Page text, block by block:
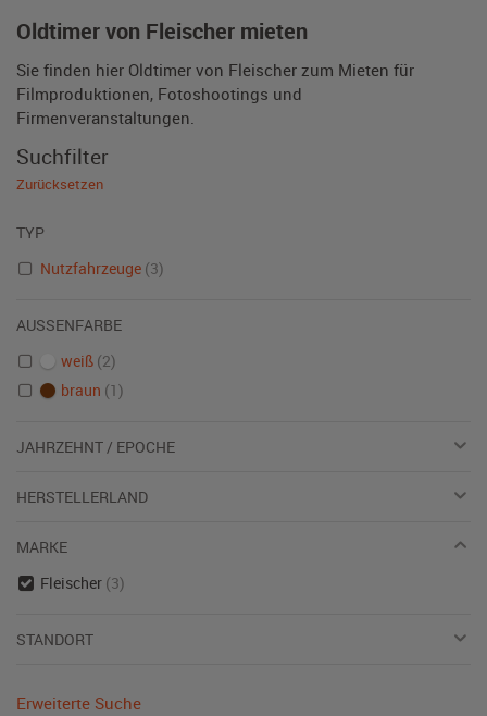
Oldtimer von Fleischer mieten
Sie finden hier Oldtimer von Fleischer zum Mieten für
Filmproduktionen, Fotoshootings und
Firmenveranstaltungen.
Suchfilter
Zurücksetzen
TYP
Nutzfahrzeuge (3)
AUSSENFARBE
weiß (2)
braun (1)
JAHRZEHNT / EPOCHE
HERSTELLERLAND
MARKE
Fleischer (3)
STANDORT
Erweiterte Suche